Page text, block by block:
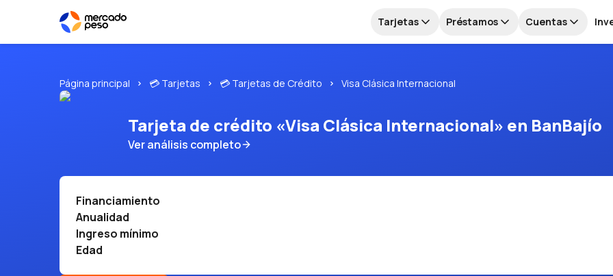
Tarjetas Préstamos Cuentas
Página principal 💳 Tarjetas 💳 Tarjetas de Crédito Visa Clásica Internacional
Tarjeta de crédito «Visa Clásica Internacional» en BanBajío
Ver análisis completo
Financiamiento
Anualidad
Ingreso mínimo
Edad